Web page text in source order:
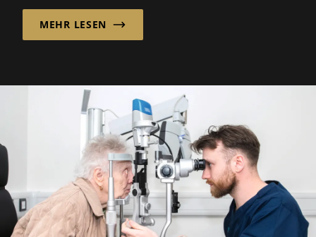
schnelleren...
MEHR LESEN